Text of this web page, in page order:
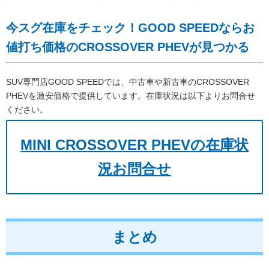
今スグ在庫をチェック！GOOD SPEEDならお
値打ち価格のCROSSOVER PHEVが見つかる
SUV専門店GOOD SPEEDでは、中古車や新古車のCROSSOVER
PHEVを激安価格で提供しています。在庫状況は以下よりお問合せ
ください。
MINI CROSSOVER PHEVの在庫状
況お問合せ
まとめ